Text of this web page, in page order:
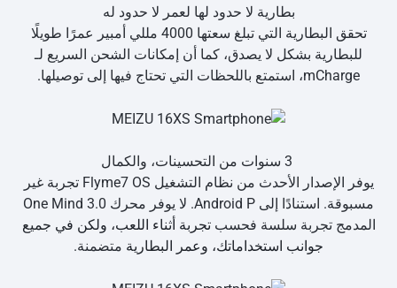
بطارية لا حدود لها لعمر لا حدود له
تحقق البطارية التي تبلغ سعتها 4000 مللي أمبير عمرًا طويلًا
للبطارية بشكل لا يصدق، كما أن إمكانات الشحن السريع لـ
mCharge، استمتع باللحظات التي تحتاج فيها إلى توصيلها.
يوفر الإصدار الأحدث من نظام التشغيل Flyme7 OS تجربة غير
مسبوقة. استنادًا إلى Android P. لا يوفر محرك One Mind 3.0
المدمج تجربة سلسة فحسبتجربة أثناء اللعب، ولكن في جميع
جوانب استخداماتك، وعمر البطارية متضمنة.